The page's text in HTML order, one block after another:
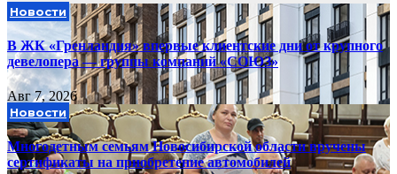
Новости
В ЖК «Гренландия» впервые клиентские дни от крупного
девелопера — группы компаний «СОЮЗ»
Авг 7, 2026
Новости
Многодетным семьям Новосибирской области вручены
сертификаты на приобретение автомобилей